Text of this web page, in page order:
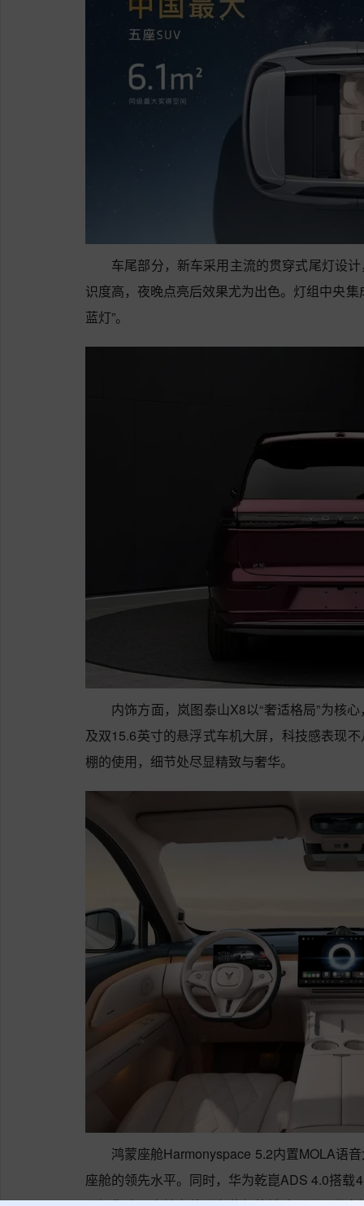
车尾部分，新车采用主流的贯穿式尾灯设
识度高，夜晚点亮后效果尤为出色。灯组中央
蓝灯”。
内饰方面，岚图泰山X8以“奢适格局”为核
及双15.6英寸的悬浮式车机大屏，科技感表现
棚的使用，细节处尽显精致与奢华。
鸿蒙座舱Harmonyspace 5.2内置MOLA语
座舱的领先水平。同时，华为乾崑ADS 4.0搭